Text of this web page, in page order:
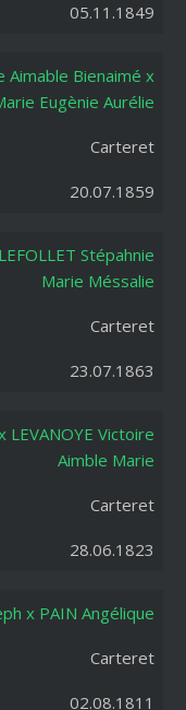
05.11.1849
Aimable Bienaimé x
Eugènie Aurélie
Carteret
20.07.1859
Stépahnie
Marie Méssalie
Carteret
23.07.1863
LEVANOYE Victoire
Aimble Marie
Carteret
28.06.1823
x PAIN Angélique
Carteret
02.08.1811